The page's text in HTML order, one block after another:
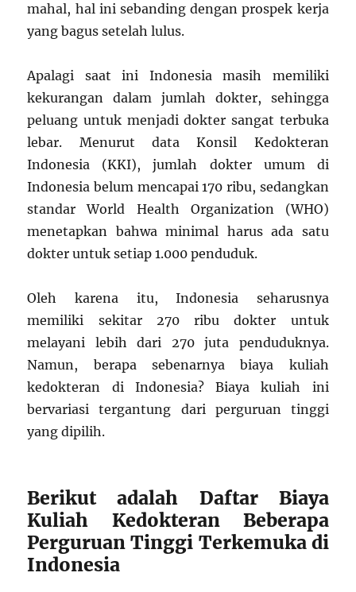
mahal, hal ini sebanding dengan prospek kerja
yang bagus setelah lulus.
Apalagi saat ini Indonesia masih memiliki
kekurangan dalam jumlah dokter, sehingga
peluang untuk menjadi dokter sangat terbuka
lebar. Menurut data Konsil Kedokteran
Indonesia (KKI), jumlah dokter umum di
Indonesia belum mencapai 170 ribu, sedangkan
standar World Health Organization (WHO)
menetapkan bahwa minimal harus ada satu
dokter untuk setiap 1.000 penduduk.
Oleh karena itu, Indonesia seharusnya
memiliki sekitar 270 ribu dokter untuk
melayani lebih dari 270 juta penduduknya.
Namun, berapa sebenarnya biaya kuliah
kedokteran di Indonesia? Biaya kuliah ini
bervariasi tergantung dari perguruan tinggi
yang dipilih.
Berikut adalah Daftar Biaya
Kuliah Kedokteran Beberapa
Perguruan Tinggi Terkemuka di
Indonesia